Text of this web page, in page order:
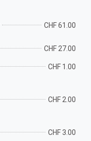
CHF 61.00
CHF 27.00
CHF 1.00
CHF 2.00
CHF 3.00